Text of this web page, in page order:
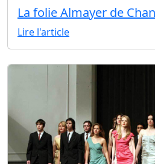
La folie Almayer de
Lire l'article